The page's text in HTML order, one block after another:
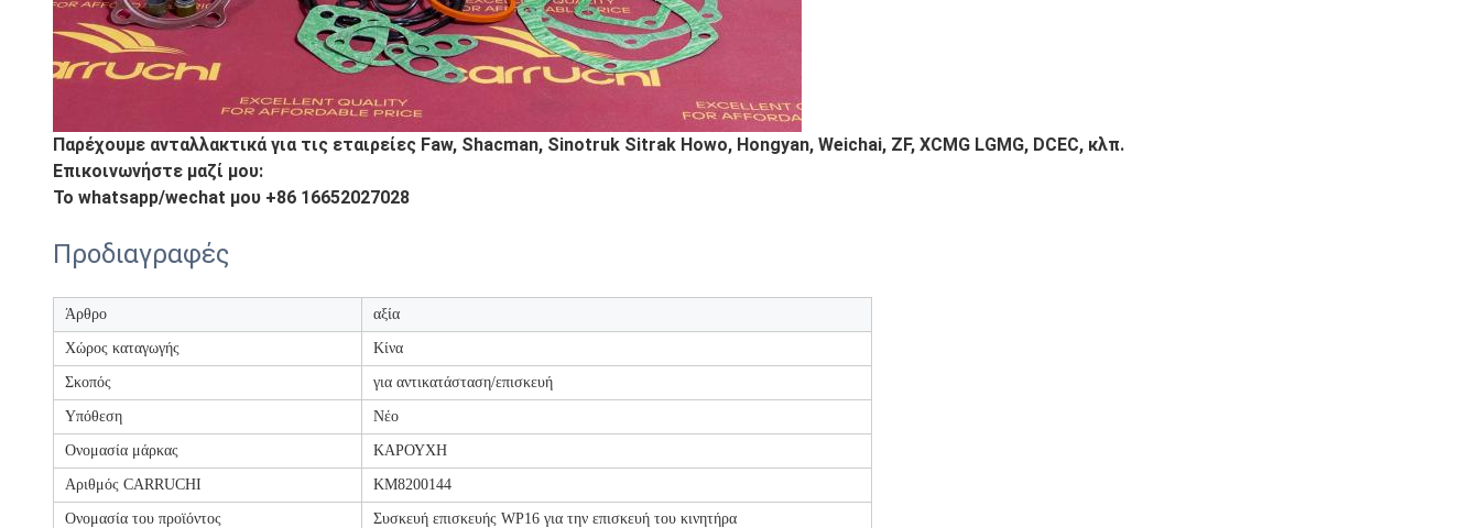
Παρέχουμε ανταλλακτικά για τις εταιρείες Faw, Shacman, Sinotruk Sitrak Howo, Hongyan, Weichai, ZF, XCMG LGMG, DCEC, κλπ.
Επικοινωνήστε μαζί μου:
Το whatsapp/wechat μου +86 16652027028
Προδιαγραφές
Άρθρο αξία
Χώρος καταγωγής Κίνα
Σκοπός για αντικατάσταση/επισκευή
Υπόθεση Νέο
Ονομασία μάρκας ΚΑΡΟΥΧΗ
Αριθμός CARRUCHI KM8200144
Ονομασία του προϊόντος Συσκευή επισκευής WP16 για την επισκευή του κινητήρα